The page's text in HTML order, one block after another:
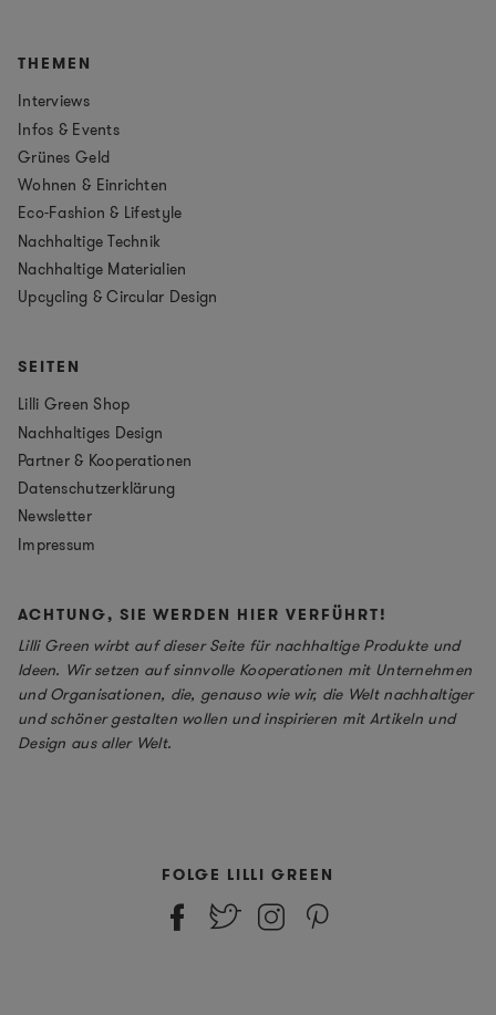
THEMEN
Interviews
Infos & Events
Grünes Geld
Wohnen & Einrichten
Eco-Fashion & Lifestyle
Nachhaltige Technik
Nachhaltige Materialien
Upcycling & Circular Design
SEITEN
Lilli Green Shop
Nachhaltiges Design
Partner & Kooperationen
Datenschutzerklärung
Newsletter
Impressum
ACHTUNG, SIE WERDEN HIER VERFÜHRT!
Lilli Green wirbt auf dieser Seite für nachhaltige Produkte und
Ideen. Wir setzen auf sinnvolle Kooperationen mit Unternehmen
und Organisationen, die, genauso wie wir, die Welt nachhaltiger
und schöner gestalten wollen und inspirieren mit Artikeln und
Design aus aller Welt.
FOLGE LILLI GREEN